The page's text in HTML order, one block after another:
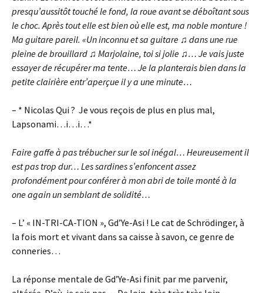
presqu’aussitôt touché le fond, la roue avant se déboîtant sous
le choc. Après tout elle est bien où elle est, ma noble monture !
Ma guitare pareil. «Un inconnu et sa guitare ♫ dans une rue
pleine de brouillard ♫ Marjolaine, toi si jolie ♫… Je vais juste
essayer de récupérer ma tente… Je la planterais bien dans la
petite clairière entr’aperçue il y a une minute…
– * Nicolas Qui ? Je vous reçois de plus en plus mal,
Lapsonami…i…i…*
Faire gaffe à pas trébucher sur le sol inégal… Heureusement il
est pas trop dur… Les sardines s’enfoncent assez
profondément pour conférer à mon abri de toile monté à la
one again un semblant de solidité…
– L’ « IN-TRI-CA-TION », Gd’Ye-Asi ! Le cat de Schrödinger, à
la fois mort et vivant dans sa caisse à savon, ce genre de
conneries…
La réponse mentale de Gd’Ye-Asi finit par me parvenir,